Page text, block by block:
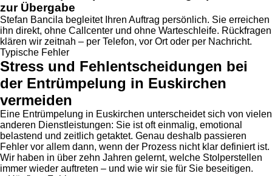
zur Übergabe
Stefan Bancila begleitet Ihren Auftrag persönlich. Sie erreichen
ihn direkt, ohne Callcenter und ohne Warteschleife. Rückfragen
klären wir zeitnah – per Telefon, vor Ort oder per Nachricht.
Typische Fehler
Stress und Fehlentscheidungen bei
der Entrümpelung in Euskirchen
vermeiden
Eine Entrümpelung in Euskirchen unterscheidet sich von vielen
anderen Dienstleistungen: Sie ist oft einmalig, emotional
belastend und zeitlich getaktet. Genau deshalb passieren
Fehler vor allem dann, wenn der Prozess nicht klar definiert ist.
Wir haben in über zehn Jahren gelernt, welche Stolperstellen
immer wieder auftreten – und wie wir sie für Sie beseitigen.